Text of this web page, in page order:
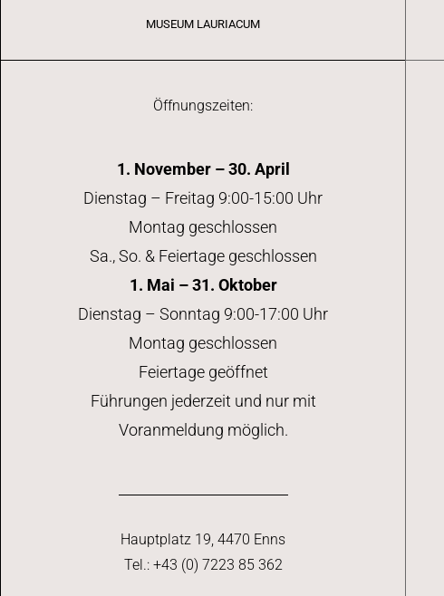
MUSEUM LAURIACUM
Öffnungszeiten:
1. November – 30. April
Dienstag – Freitag 9:00-15:00 Uhr
Montag geschlossen
Sa., So. & Feiertage geschlossen
1. Mai – 31. Oktober
Dienstag – Sonntag 9:00-17:00 Uhr
Montag geschlossen
Feiertage geöffnet
Führungen jederzeit und nur mit
Voranmeldung möglich.
Hauptplatz 19, 4470 Enns
Tel.: +43 (0) 7223 85 362